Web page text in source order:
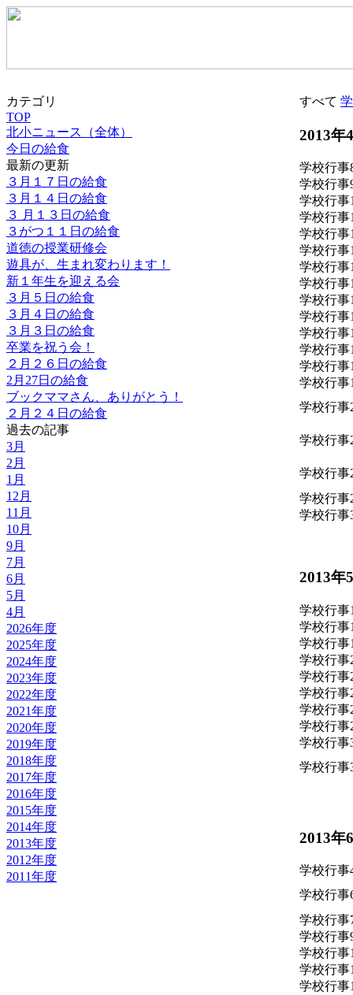
カテゴリ
TOP
北小ニュース（全体）
今日の給食
最新の更新
３月１７日の給食
３月１４日の給食
３ 月１３日の給食
３がつ１１日の給食
道徳の授業研修会
遊具が、生まれ変わります！
新１年生を迎える会
３月５日の給食
３月４日の給食
３月３日の給食
卒業を祝う会！
２月２６日の給食
2月27日の給食
ブックママさん、ありがとう！
２月２４日の給食
過去の記事
3月
2月
1月
12月
11月
10月
9月
7月
6月
5月
4月
2026年度
2025年度
2024年度
2023年度
2022年度
2021年度
2020年度
2019年度
2018年度
2017年度
2016年度
2015年度
2014年度
2013年度
2012年度
2011年度
すべて
2013年
学校行事
学校行事
学校行事
学校行事
学校行事
学校行事
学校行事
学校行事
学校行事
学校行事
学校行事
学校行事
学校行事
学校行事
学校行事
学校行事
学校行事
学校行事
学校行事
2013年
学校行事
学校行事
学校行事
学校行事
学校行事
学校行事
学校行事
学校行事
学校行事
学校行事
2013年
学校行事
学校行事
学校行事
学校行事
学校行事
学校行事
学校行事